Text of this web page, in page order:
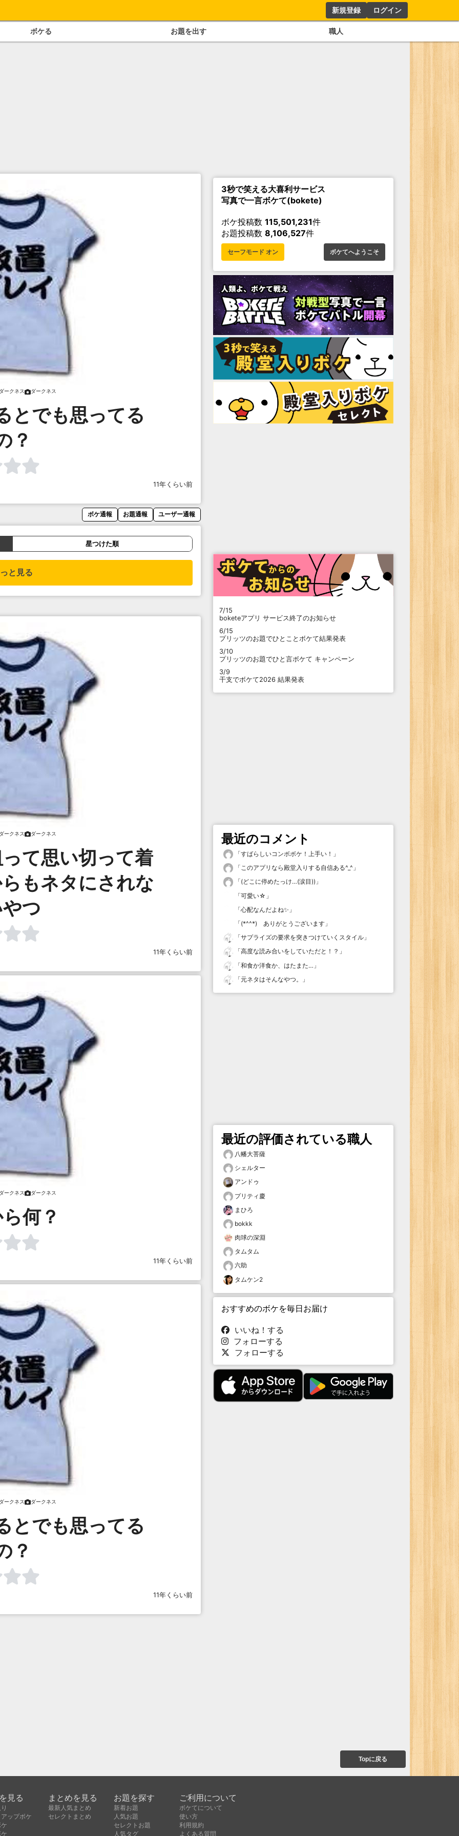
新規登録 ログイン
ボケる お題を出す 職人
ークネス ダークネス
とでも思ってる
？
11年くらい前
ボケ通報 お題通報 ユーザー通報
星つけた順
と見る
ークネス ダークネス
て思い切って着
もネタにされな
つ
11年くらい前
ークネス ダークネス
何？
11年くらい前
ークネス ダークネス
とでも思ってる
？
11年くらい前
3秒で笑える大喜利サービス
写真で一言ボケて(bokete)
ボケ投稿数 115,501,231件
お題投稿数 8,106,527件
セーフモード オン ボケてへようこそ
7/15
boketeアプリ サービス終了のお知らせ
6/15
プリッツのお題でひとことボケて結果発表
3/10
プリッツのお題でひと言ボケて キャンペーン
3/9
干支でボケて2026 結果発表
最近のコメント
「すばらしいコンボボケ！上手い！ 」
「このアプリなら殿堂入りする自信ある^_^ 」
「(どこに停めたっけ…(涙目)) 」
「可愛い☆ 」
「心配なんだよね✨ 」
「(*^^*) ありがとうございます 」
「サプライズの要求を突きつけていくスタイル 」
「高度な読み合いをしていただと！？ 」
「和食か洋食か、はたまた… 」
「元ネタはそんなやつ。 」
最近の評価されている職人
八幡大菩薩
シェルター
アンドゥ
プリティ慶
まひろ
bokkk
肉球の深淵
タムタム
六助
タムケン2
おすすめのボケを毎日お届け
いいね！する
フォローする
フォローする
Topに戻る
見る
ップボケ
まとめを見る
最新人気まとめ
セレクトまとめ
お題を探す
新着お題
人気お題
セレクトお題
人気タグ
ご利用について
ボケてについて
使い方
利用規約
よくある質問